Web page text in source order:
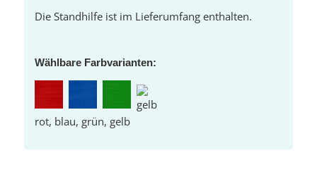
Die Standhilfe ist im Lieferumfang enthalten.
Wählbare Farbvarianten:
rot, blau, grün, gelb